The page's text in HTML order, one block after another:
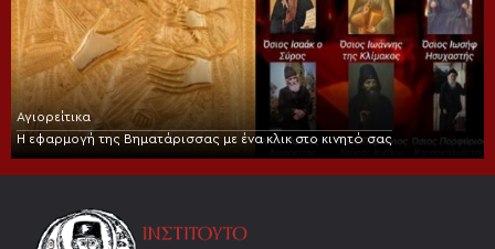
Αγιορείτικα
Η εφαρμογή της Βηματάρισσας με ένα κλικ στο κινητό σας